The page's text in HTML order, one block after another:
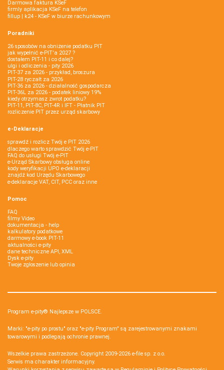
Darmowa faktura KSeF
firmly aplikacja KSeF na telefon
fillup | k24 - KSeF w biurze rachunkowym
Poradniki
26 sposobów na obniżenie podatku PIT
jak wypełnić e-PIT'a 2027 ?
dostałem PIT-11 i co dalej?
ulgi i odliczenia - pity 2026
PIT-37 za 2026 - przykład, broszura
PIT-28 ryczałt za 2026
PIT-36 za 2026 - działalność gospodarcza
PIT-36L za 2026 - podatek liniowy 19%
kiedy otrzymasz zwrot podatku?
PIT-11, PIT-8C, PIT-4R i IFT - Płatnik PIT
rozliczenie PIT przez urząd skarbowy
e-Deklaracje
sprawdź i rozlicz Twój e PIT 2026
dlaczego warto sprawdzić Twój e-PIT
FAQ do usługi Twój e-PIT
e-Urząd Skarbowy obsługa online
kody weryfikacji UPO e-deklaracji
znajdź kod Urzędu Skarbowego
e-deklaracje VAT, CIT, PCC oraz inne
Pomoc
FAQ
filmy Video
dokumentacja - help
kalkulatory podatkowe
darmowy e-book PIT-11
aktualności e-pity
dane techniczne API, XML
Dysk e-pity
Twoje zgłoszenie lub opinia
Program e-pity® Najlepsze w POLSCE.
Marki: "e-pity po prostu" oraz "e-pity Program" są zarejestrowanymi znakami
towarowymi i podlegają ochronie prawnej.
Wszelkie prawa zastrzeżone. Copyright 2009-2026 e-file sp. z o.o.
Serwis ma charakter informacyjny.